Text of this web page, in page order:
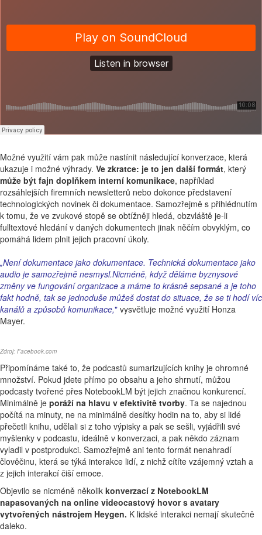
Možné využití vám pak může nastínit následující konverzace, která
ukazuje i možné výhrady. Ve zkratce: je to jen další formát, který
může být fajn doplňkem interní komunikace, například
rozsáhlejších firemních newsletterů nebo dokonce představení
technologických novinek či dokumentace. Samozřejmě s přihlédnutím
k tomu, že ve zvukové stopě se obtížněji hledá, obzvláště je-li
fulltextové hledání v daných dokumentech jinak něčím obvyklým, co
pomáhá lidem plnit jejich pracovní úkoly.
„Není dokumentace jako dokumentace. Technická dokumentace jako
audio je samozřejmě nesmysl.Nicméně, když děláme byznysové
změny ve fungování organizace a máme to krásně sepsané a je toho
fakt hodně, tak se jednoduše můžeš dostat do situace, že se ti hodí víc
kanálů a způsobů komunikace," vysvětluje možné využití Honza
Mayer.
Zdroj: Facebook.com
Připomínáme také to, že podcastů sumarizujících knihy je ohromné
množství. Pokud jdete přímo po obsahu a jeho shrnutí, můžou
podcasty tvořené přes NotebookLM být jejich značnou konkurencí.
Minimálně je poráží na hlavu v efektivitě tvorby. Ta se najednou
počítá na minuty, ne na minimálně desítky hodin na to, aby si lidé
přečetli knihu, udělali si z toho výpisky a pak se sešli, vyjádřili své
myšlenky v podcastu, ideálně v konverzaci, a pak někdo záznam
vyladil v postprodukci. Samozřejmě ani tento formát nenahradí
člověčinu, která se týká interakce lidí, z nichž cítíte vzájemný vztah a
z jejich interakcí čiší emoce.
Objevilo se nicméně několik konverzací z NotebookLM
napasovaných na online videocastový hovor s avatary
vytvořených nástrojem Heygen. K lidské interakci nemají skutečně
daleko.